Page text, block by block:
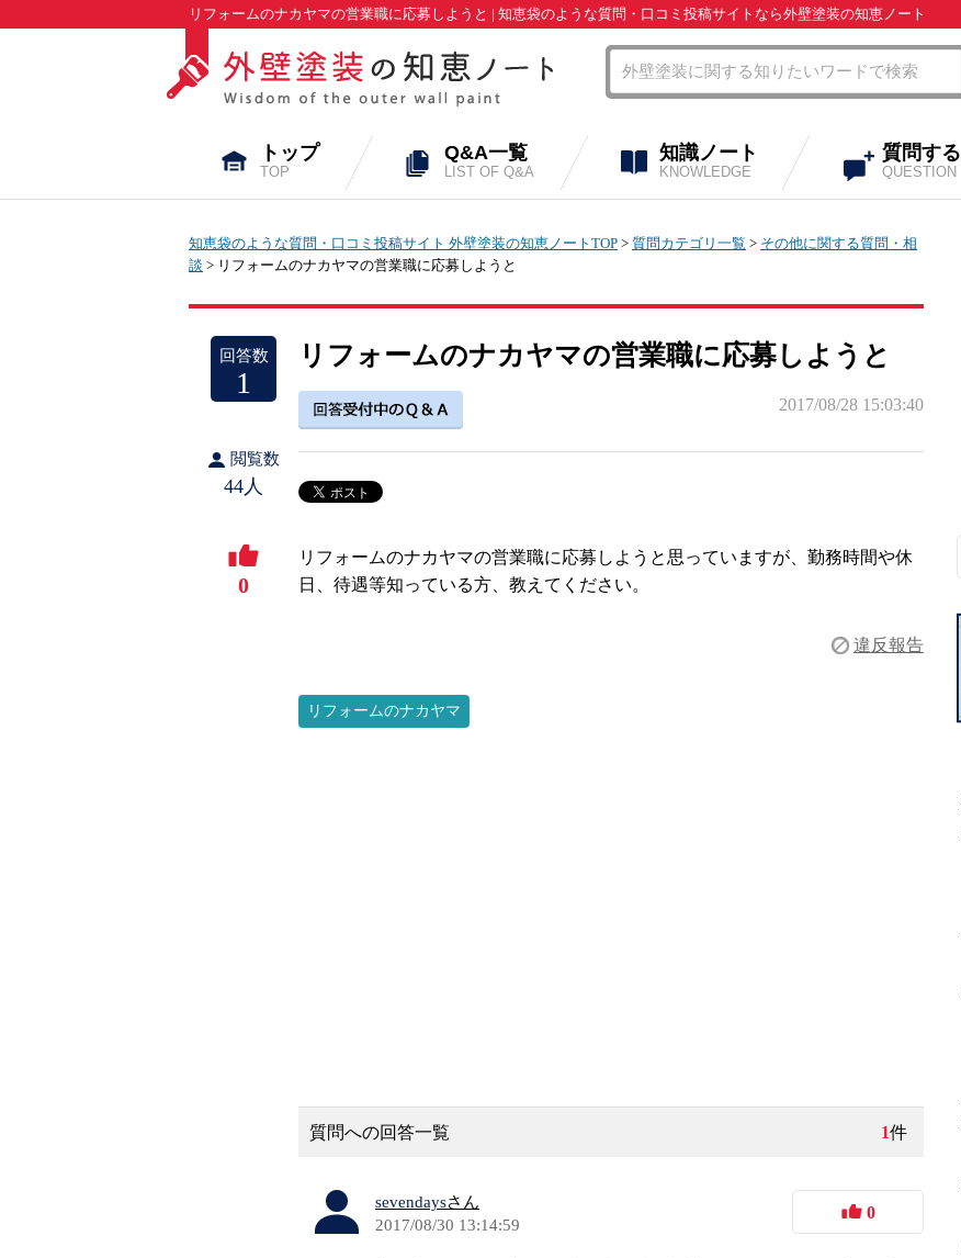
リフォームのナカヤマの営業職に応募しようと | 知恵袋のような質問・口コミ投稿サイトなら外壁塗装の知恵ノート
トップ
TOP
Q&A一覧
LIST OF Q&A
知識ノート
KNOWLEDGE
質問する
QUESTION
知恵袋のような質問・口コミ投稿サイト 外壁塗装の知恵ノートTOP > 質問カテゴリ一覧 > その他に関する質問・相
談 > リフォームのナカヤマの営業職に応募しようと
回答数
1
閲覧数
44人
0
リフォームのナカヤマの営業職に応募しようと
2017/08/28 15:03:40
リフォームのナカヤマの営業職に応募しようと思っていますが、勤務時間や休
日、待遇等知っている方、教えてください。
違反報告
リフォームのナカヤマ
質問への回答一覧 1件
sevendaysさん
2017/08/30 13:14:59
0